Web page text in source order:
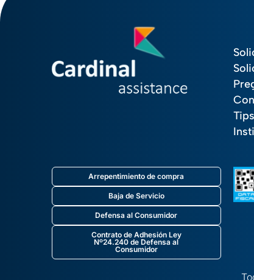
Tips
Arrepentimiento de compra
Baja de Servicio
Defensa al Consumidor
Contrato de Adhesión Ley
Nº24.240 de Defensa al
Consumidor